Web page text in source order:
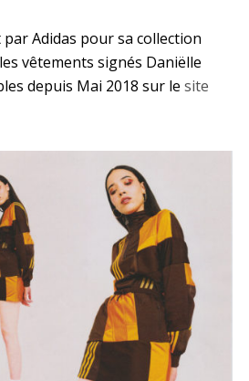
Adidas pour sa collection
vêtements signés Daniëlle
depuis Mai 2018 sur le site